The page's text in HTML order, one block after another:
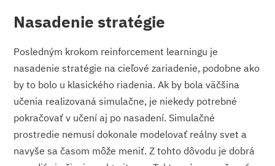
Nasadenie stratégie
Posledným krokom reinforcement learningu je
nasadenie stratégie na cieľové zariadenie, podobne ako
by to bolo u klasického riadenia. Ak by bola väčšina
učenia realizovaná simulačne, je niekedy potrebné
pokračovať v učení aj po nasadení. Simulačné
prostredie nemusí dokonale modelovať reálny svet a
navyše sa časom môže meniť. Z tohto dôvodu je dobrá